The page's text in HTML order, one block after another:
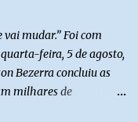
da Saúde e no
vai mudar.” Foi com
feira, 5 de agosto,
Bezerra concluiu as
milhares de